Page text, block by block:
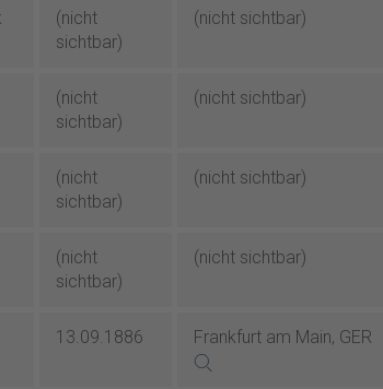
(nicht
sichtbar)
(nicht sichtbar)
(nicht
sichtbar)
(nicht sichtbar)
(nicht
sichtbar)
(nicht sichtbar)
(nicht
sichtbar)
(nicht sichtbar)
13.09.1886 Frankfurt am Main, GER